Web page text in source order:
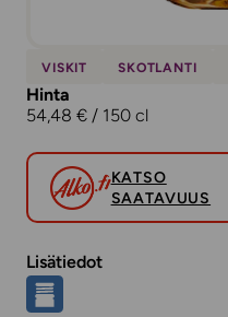
VISKIT SKOTLANTI
Hinta
54,48 € / 150 cl
KATSO
SAATAVUUS
Lisätiedot